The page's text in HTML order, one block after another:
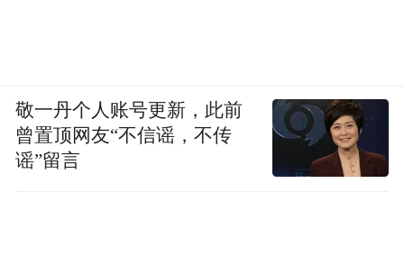
敬一丹个人账号更新，此前
曾置顶网友“不信谣，不传
谣”留言